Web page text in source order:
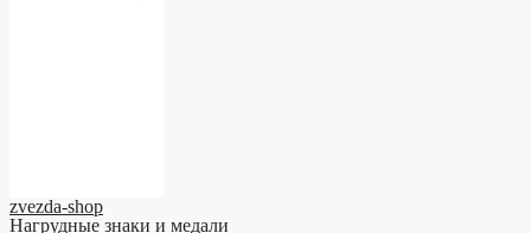
zvezda-shop
Нагрудные знаки и медали